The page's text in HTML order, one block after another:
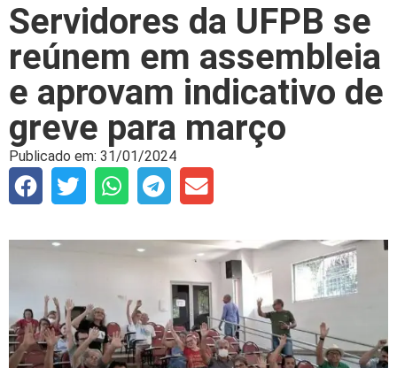
Servidores da UFPB se
reúnem em assembleia
e aprovam indicativo de
greve para março
Publicado em: 31/01/2024